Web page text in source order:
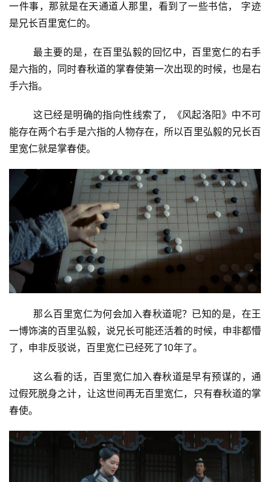
一件事，那就是在天通道人那里，看到了一些书信， 字迹
是兄长百里宽仁的。
最主要的是，在百里弘毅的回忆中，百里宽仁的右手
是六指的，同时春秋道的掌春使第一次出现的时候，也是右
手六指。
这已经是明确的指向性线索了，《风起洛阳》中不可
能存在两个右手是六指的人物存在，所以百里弘毅的兄长百
里宽仁就是掌春使。
那么百里宽仁为何会加入春秋道呢？已知的是，在王
一博饰演的百里弘毅，说兄长可能还活着的时候，申非都懵
了，申非反驳说，百里宽仁已经死了10年了。
这么看的话，百里宽仁加入春秋道是早有预谋的，通
过假死脱身之计，让这世间再无百里宽仁，只有春秋道的掌
春使。